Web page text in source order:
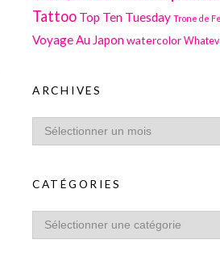
Tattoo Top Ten Tuesday Trone de
Voyage Au Japonwatercolor
ARCHIVES
CATÉGORIES